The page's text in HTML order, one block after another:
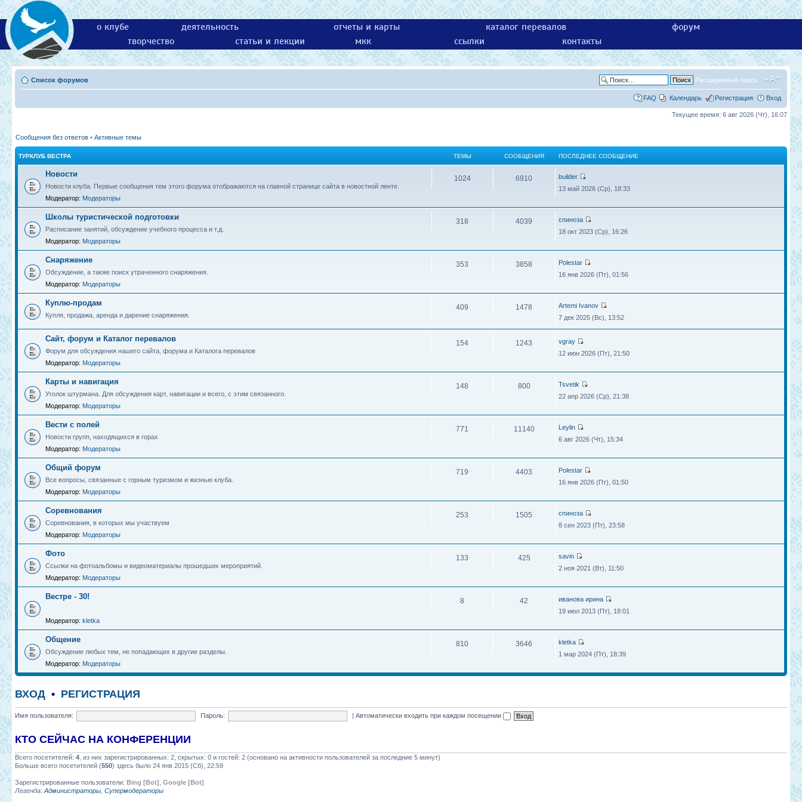
о клубе деятельность отчеты и карты каталог перевалов
форум
творчество
статьи и лекции мкк ссылки контакты
Список форумов Расширенный поиск
FAQ Календарь Регистрация Вход
Текущее время: 6 авг 2026 (Чт), 16:07
Сообщения без ответов • Активные темы
ТУРКЛУБ ВЕСТРА ТЕМЫ СООБЩЕНИЯ ПОСЛЕДНЕЕ СООБЩЕНИЕ
Новости
Новости клуба. Первые сообщения тем этого форума отображаются на главной странице сайта в новостной ленте.
Модератор: Модераторы
1024 6910
builder
13 май 2026 (Ср), 18:33
Школы туристической подготовки
Расписание занятий, обсуждение учебного процесса и т.д.
Модератор: Модераторы
318 4039
спиноза
18 окт 2023 (Ср), 16:26
Снаряжение
Обсуждение, а также поиск утраченного снаряжения.
Модератор: Модераторы
353 3858
Polestar
16 янв 2026 (Пт), 01:56
Куплю-продам
Купля, продажа, аренда и дарение снаряжения.
409 1478
Artemi Ivanov
7 дек 2025 (Вс), 13:52
Сайт, форум и Каталог перевалов
Форум для обсуждения нашего сайта, форума и Каталога перевалов
Модератор: Модераторы
154 1243
vgray
12 июн 2026 (Пт), 21:50
Карты и навигация
Уголок штурмана. Для обсуждения карт, навигации и всего, с этим связанного.
Модератор: Модераторы
148 800
Tsvetik
22 апр 2026 (Ср), 21:38
Вести с полей
Новости групп, находящихся в горах
Модератор: Модераторы
771 11140
Leylin
6 авг 2026 (Чт), 15:34
Общий форум
Все вопросы, связанные с горным туризмом и жизнью клуба.
Модератор: Модераторы
719 4403
Polestar
16 янв 2026 (Пт), 01:50
Соревнования
Соревнования, в которых мы участвуем
Модератор: Модераторы
253 1505
спиноза
8 сен 2023 (Пт), 23:58
Фото
Ссылки на фотоальбомы и видеоматериалы прошедших мероприятий.
Модератор: Модераторы
133 425
savin
2 ноя 2021 (Вт), 11:50
Вестре - 30!
Модератор: kletka
8 42
иванова ирина
19 июл 2013 (Пт), 18:01
Общение
Обсуждение любых тем, не попадающих в другие разделы.
Модератор: Модераторы
810 3646
kletka
1 мар 2024 (Пт), 18:39
ВХОД • РЕГИСТРАЦИЯ
Имя пользователя: Пароль: |Автоматически входить при каждом посещении
КТО СЕЙЧАС НА КОНФЕРЕНЦИИ
Всего посетителей: 4 , из них зарегистрированных: 2, скрытых: 0 и гостей: 2 (основано на активности пользователей за последние 5 минут)
Больше всего посетителей (550) здесь было 24 янв 2015 (Сб), 22:59
Зарегистрированные пользователи: Bing [Bot] Google [Bot]
Легенда: Администраторы Супермодераторы